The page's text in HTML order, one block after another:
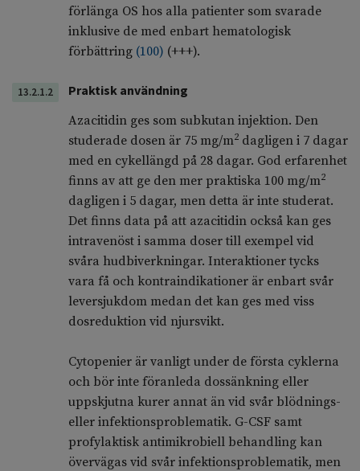
förlänga OS hos alla patienter som svarade
inklusive de med enbart hematologisk
förbättring (100) (+++).
13.2.1.2
Praktisk användning
Azacitidin ges som subkutan injektion. Den
studerade dosen är 75 mg/m2dagligen i 7 dagar
med en cykellängd på 28 dagar. God erfarenhet
finns av att ge den mer praktiska 100 mg/m2
dagligen i 5 dagar, men detta är inte studerat.
Det finns data på att azacitidin också kan ges
intravenöst i samma doser till exempel vid
svåra hudbiverkningar. Interaktioner tycks
vara få och kontraindikationer är enbart svår
leversjukdom medan det kan ges med viss
dosreduktion vid njursvikt.
Cytopenier är vanligt under de första cyklerna
och bör inte föranleda dossänkning eller
uppskjutna kurer annat än vid svår blödnings-
eller infektionsproblematik. G-CSF samt
profylaktisk antimikrobiell behandling kan
övervägas vid svår infektionsproblematik, men